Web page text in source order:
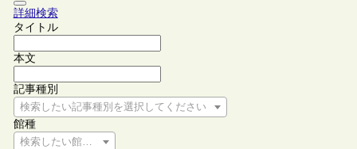
詳細検索
タイトル
本文
記事種別
検索したい記事種別を選択してください
館種
検索したい館種を選択してください